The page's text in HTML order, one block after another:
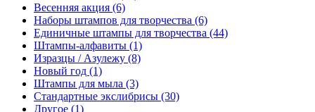
Весенняя акция (6)
Наборы штампов для творчества (6)
Единичные штампы для творчества (44)
Штампы-алфавиты (1)
Изразцы / Азулежу (8)
Новый год (1)
Штампы для мыла (3)
Стандартные экслибрисы (30)
Другое (1)